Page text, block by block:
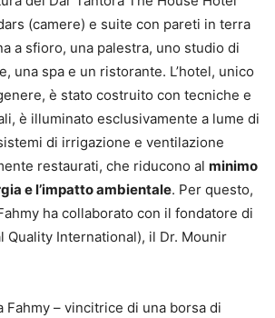
(camere) e suite con pareti in terra
a sfioro, una palestra, uno studio di
una spa e un ristorante. L’hotel, unico
è stato costruito con tecniche e
è illuminato esclusivamente a lume di
di irrigazione e ventilazione
restaurati, che riducono al minimo
e l’impatto ambientale. Per questo,
ha collaborato con il fondatore di
Quality International), il Dr. Mounir
Fahmy – vincitrice di una borsa di